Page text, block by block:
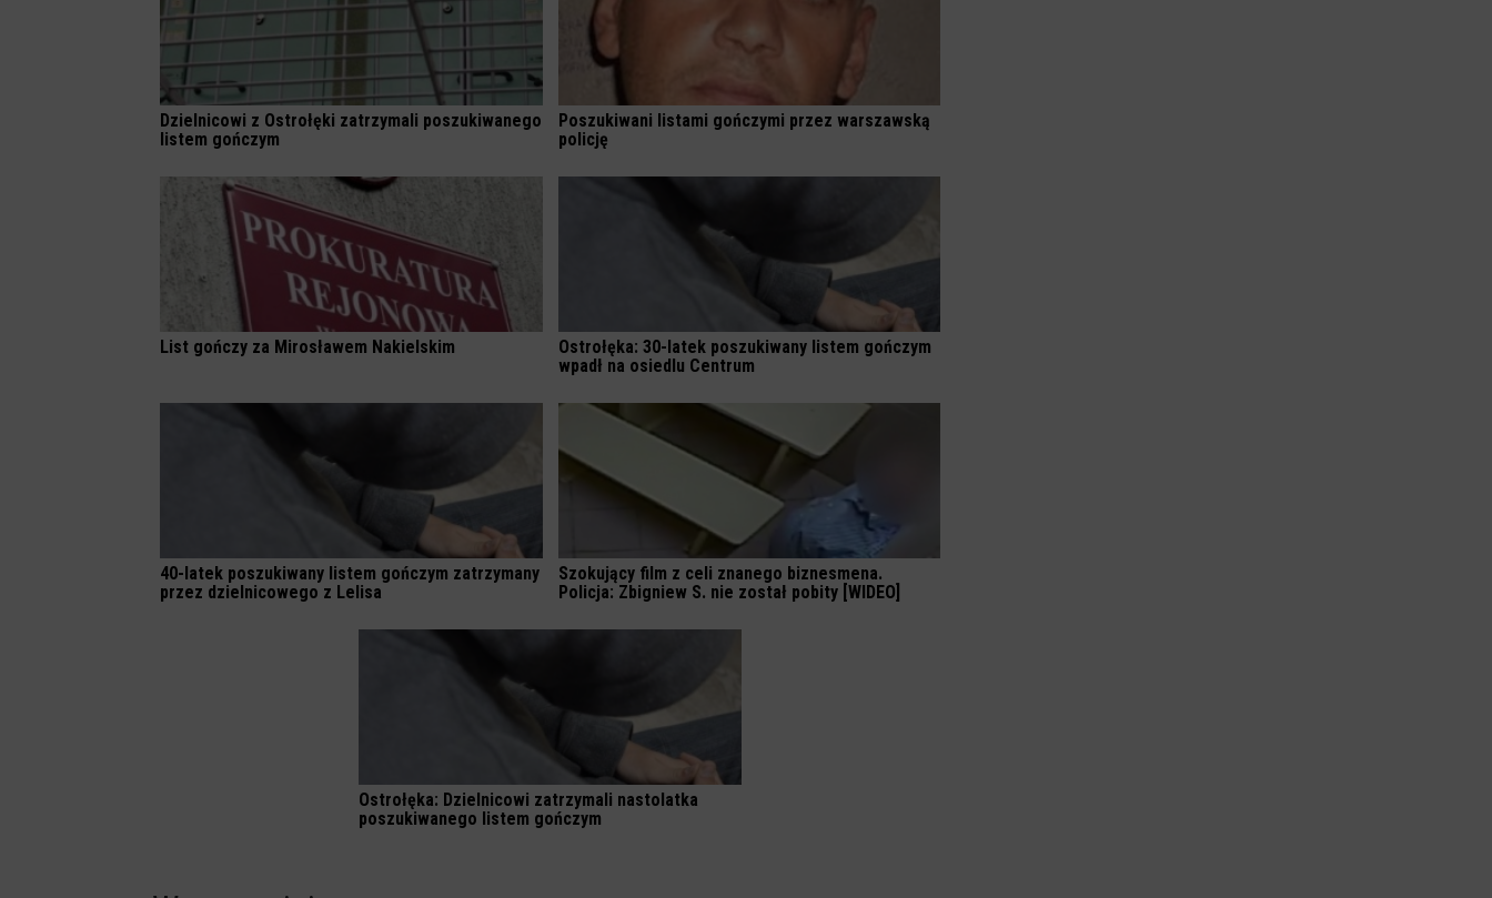
Dzielnicowi z Ostrołęki zatrzymali poszukiwanego
listem gończym
Poszukiwani listami gończymi przez warszawską
policję
List gończy za Mirosławem Nakielskim
Ostrołęka: 30-latek poszukiwany listem gończym
wpadł na osiedlu Centrum
40-latek poszukiwany listem gończym zatrzymany
przez dzielnicowego z Lelisa
Szokujący film z celi znanego biznesmena.
Policja: Zbigniew S. nie został pobity [WIDEO]
Ostrołęka: Dzielnicowi zatrzymali nastolatka
poszukiwanego listem gończym